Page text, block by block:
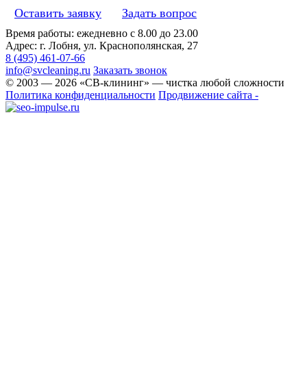
Оставить заявку Задать вопрос
Время работы: ежедневно с 8.00 до 23.00
Адрес: г. Лобня, ул. Краснополянская, 27
8 (495) 461-07-66
info@svcleaning.ru Заказать звонок
© 2003 — 2026 «СВ-клининг» — чистка любой сложности
Политика конфиденциальности Продвижение сайта -